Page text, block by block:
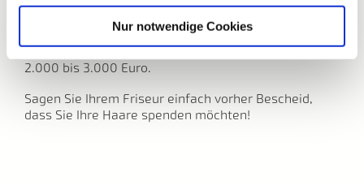
Nur notwendige Cookies
Ihrer Hilfe, dass an krankheitsbedingtem Haarausfall
leidende Kinder zuzahlungsfrei eine Echthaarperücke
bekommen. Normalerweise liegt der Eigenanteil bei
2.000 bis 3.000 Euro.
Sagen Sie Ihrem Friseur einfach vorher Bescheid,
dass Sie Ihre Haare spenden möchten!